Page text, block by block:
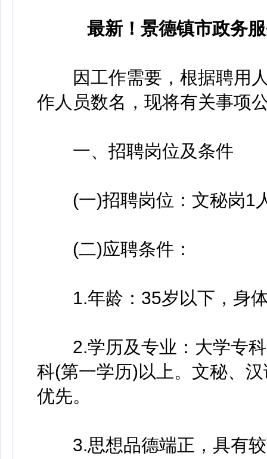
最新！景德镇市政务
因工作需要，根据聘用人
作人员数名，现将有关事项
一、招聘岗位及条件
(一)招聘岗位：文秘岗1
(二)应聘条件：
1.年龄：35岁以下，身
2.学历及专业：大学专科(
科(第一学历)以上。文秘、
优先。
3.思想品德端正，具有较